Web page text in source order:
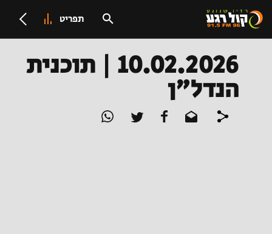
תפריט
10.02.2026 | תוכנית
הנדל"ן